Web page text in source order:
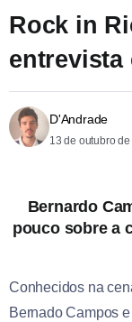
Rock in
entrevista
D'Andrade
13 de outubro
Bernardo
pouco sobre a
Conhecidos na
Bernado Campos